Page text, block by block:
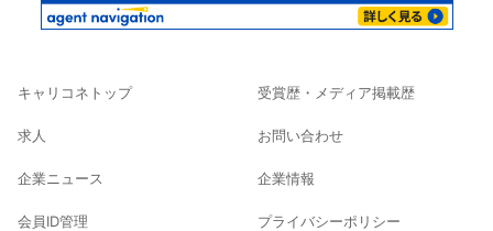
キャリコネトップ
求人
企業ニュース
会員ID管理
受賞歴・メディア掲載歴
お問い合わせ
企業情報
プライバシーポリシー